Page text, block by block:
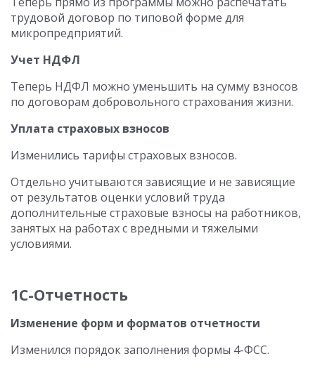
трудовой договор по типовой форме для
микропредприятий.
Учет НДФЛ
Теперь НДФЛ можно уменьшить на сумму взносов
по договорам добровольного страхования жизни.
Уплата страховых взносов
Изменились тарифы страховых взносов.
Отдельно учитываются зависящие и не зависящие
от результатов оценки условий труда
дополнительные страховые взносы на работников,
занятых на работах с вредными и тяжелыми
условиями.
1C-Отчетность
Изменение форм и форматов отчетности
Изменился порядок заполнения формы 4-ФСС.